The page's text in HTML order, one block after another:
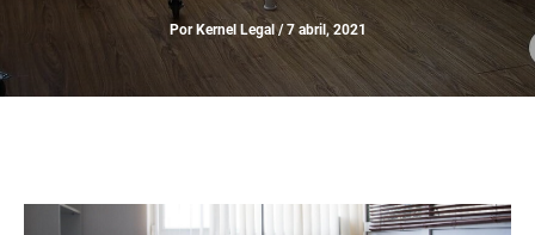
Por Kernel Legal/7 abril, 2021